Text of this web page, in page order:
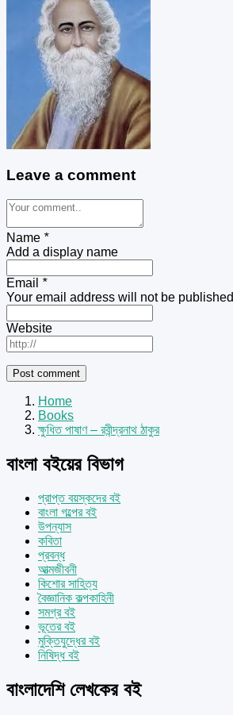
Leave a comment
Name *
Add a display name
Email *
Your email address will not be published
Website
Home
Books
ক্ষুধিত পাষাণ – রবীন্দ্রনাথ ঠাকুর
বাংলা বইয়ের বিভাগ
প্রাপ্ত বয়স্কদের বই
বাংলা গল্পের বই
উপন্যাস
কবিতা
প্রবন্ধ
আত্মজীবনী
কিশোর সাহিত্য
বৈজ্ঞানিক কল্পকাহিনী
সমগ্র বই
ভূতের বই
মুক্তিযুদ্ধের বই
নিষিদ্ধ বই
বাংলাদেশি লেখকের বই